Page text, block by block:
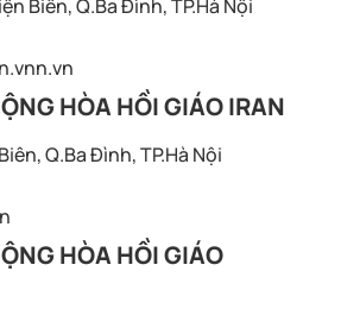
Biên, Q.Ba Đình, TP.Hà Nội
HÒA HỒI GIÁO IRAN
Q.Ba Đình, TP.Hà Nội
HÒA HỒI GIÁO